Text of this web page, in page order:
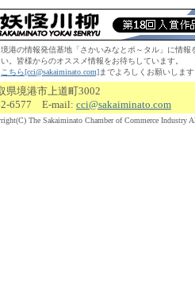
境港の情報発信基地「さかいみなとポ～タル」に情報
い。皆様からのオススメ情報をお待ちしています。
こちら[cci@sakaiminato.com]までよろしくお願いしま
県境港市上道町3002
6577 E-mail: cci@sakaiminato.com
The Sakaiminato Chamber of Commerce Industry